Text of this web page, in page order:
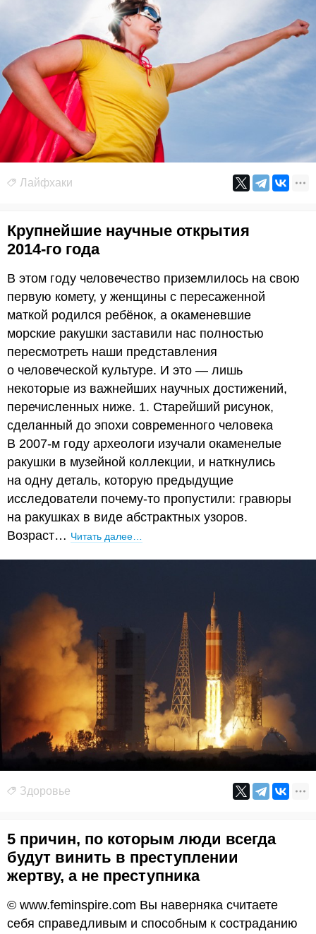
Лайфхаки
Крупнейшие научные открытия
2014-го года
В этом году человечество приземлилось на свою
первую комету, у женщины с пересаженной
маткой родился ребёнок, а окаменевшие
морские ракушки заставили нас полностью
пересмотреть наши представления
о человеческой культуре. И это — лишь
некоторые из важнейших научных достижений,
перечисленных ниже. 1. Старейший рисунок,
сделанный до эпохи современного человека
В 2007-м году археологи изучали окаменелые
ракушки в музейной коллекции, и наткнулись
на одну деталь, которую предыдущие
исследователи почему-то пропустили: гравюры
на ракушках в виде абстрактных узоров.
Возраст… Читать далее…
Здоровье
5 причин, по которым люди всегда
будут винить в преступлении
жертву, а не преступника
© www.feminspire.com Вы наверняка считаете
себя справедливым и способным к состраданию